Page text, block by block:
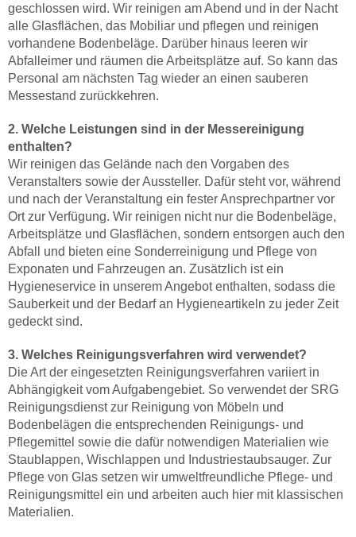
geschlossen wird. Wir reinigen am Abend und in der Nacht
alle Glasflächen, das Mobiliar und pflegen und reinigen
vorhandene Bodenbeläge. Darüber hinaus leeren wir
Abfalleimer und räumen die Arbeitsplätze auf. So kann das
Personal am nächsten Tag wieder an einen sauberen
Messestand zurückkehren.
2. Welche Leistungen sind in der Messereinigung
enthalten?
Wir reinigen das Gelände nach den Vorgaben des
Veranstalters sowie der Aussteller. Dafür steht vor, während
und nach der Veranstaltung ein fester Ansprechpartner vor
Ort zur Verfügung. Wir reinigen nicht nur die Bodenbeläge,
Arbeitsplätze und Glasflächen, sondern entsorgen auch den
Abfall und bieten eine Sonderreinigung und Pflege von
Exponaten und Fahrzeugen an. Zusätzlich ist ein
Hygieneservice in unserem Angebot enthalten, sodass die
Sauberkeit und der Bedarf an Hygieneartikeln zu jeder Zeit
gedeckt sind.
3. Welches Reinigungsverfahren wird verwendet?
Die Art der eingesetzten Reinigungsverfahren variiert in
Abhängigkeit vom Aufgabengebiet. So verwendet der SRG
Reinigungsdienst zur Reinigung von Möbeln und
Bodenbelägen die entsprechenden Reinigungs- und
Pflegemittel sowie die dafür notwendigen Materialien wie
Staublappen, Wischlappen und Industriestaubsauger. Zur
Pflege von Glas setzen wir umweltfreundliche Pflege- und
Reinigungsmittel ein und arbeiten auch hier mit klassischen
Materialien.